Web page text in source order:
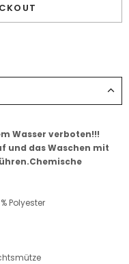
Wasser verboten!!!
und das Waschen mit
Polyester